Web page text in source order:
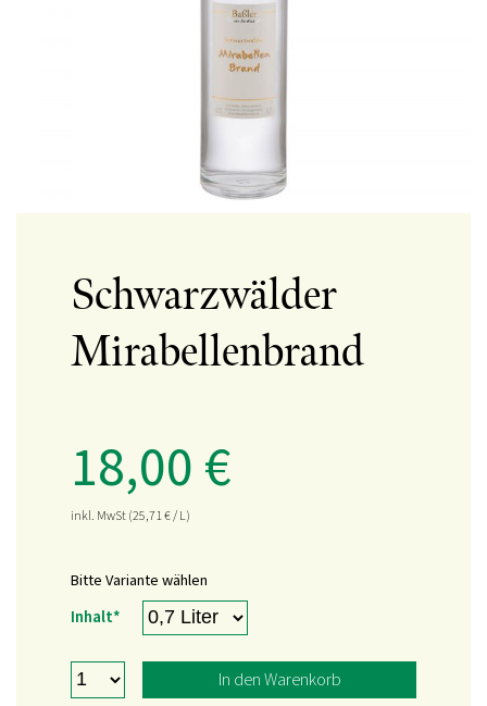
Schwarzwälder
Mirabellenbrand
18,00€
inkl. MwSt(25,71€/ L)
Bitte Variante wählen
Pflichtfeld
Inhalt*
In den Warenkorb